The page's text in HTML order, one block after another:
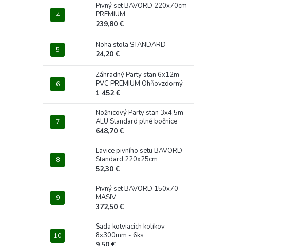
Pivný set BAVORD 220x70cm
PREMIUM
239,80 €
Noha stola STANDARD
24,20 €
Záhradný Party stan 6x12m -
PVC PREMIUM Ohňovzdorný
1 452 €
Nožnicový Party stan 3x4,5m
ALU Standard plné bočnice
648,70 €
Lavice pivního setu BAVORD
Standard 220x25cm
52,30 €
Pivný set BAVORD 150x70 -
MASIV
372,50 €
Sada kotviacich kolíkov
8x300mm - 6ks